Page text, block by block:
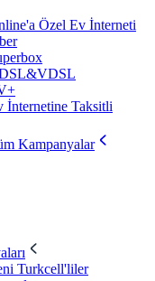
Özel Ev İnterneti
İnternetine Taksitli
Kampanyalar
Turkcell'liler